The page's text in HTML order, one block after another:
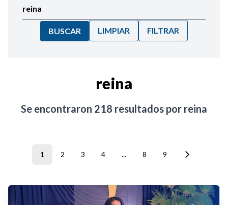
BUSCAR LIMPIAR FILTRAR
reina
Se encontraron 218 resultados por reina
1 2 3 4 ... 8 9